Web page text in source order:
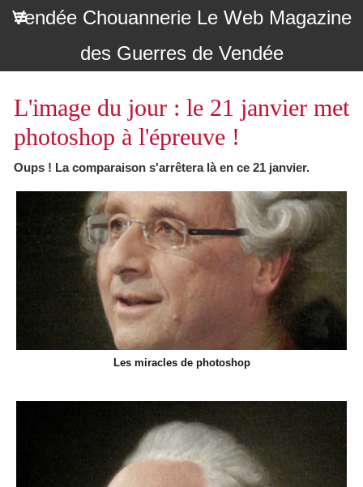
Vendée Chouannerie Le Web Magazine
des Guerres de Vendée
L'image du jour : le 21 janvier met
photoshop à l'épreuve !
Oups ! La comparaison s'arrêtera là en ce 21 janvier.
Les miracles de photoshop